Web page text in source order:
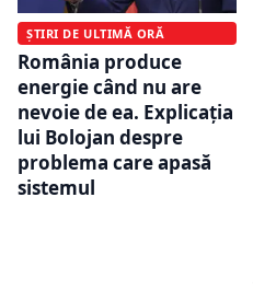
ȘTIRI DE ULTIMĂ ORĂ
România produce
energie când nu are
nevoie de ea. Explicația
lui Bolojan despre
problema care apasă
sistemul